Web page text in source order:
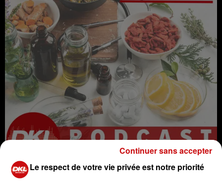
Le respect de votre vie privée est notre priorité
Continuer sans accepter